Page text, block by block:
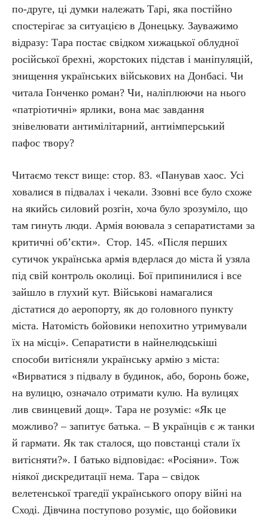
по-друге, ці думки належать Тарі, яка постійно
спостерігає за ситуацією в Донецьку. Зауважимо
відразу: Тара постає свідком хижацької облудної
російської брехні, жорстоких підстав і маніпуляцій,
знищення українських військових на Донбасі. Чи
читала Гонченко роман? Чи, наліплюючи на нього
«патріотичні» ярлики, вона має завдання
знівелювати антимілітарний, антиімперський
пафос твору?
Читаємо текст вище: стор. 83. «Панував хаос. Усі
ховалися в підвалах і чекали. Ззовні все було схоже
на якийсь силовий розгін, хоча було зрозуміло, що
там гинуть люди. Армія воювала з сепаратистами за
критичні об’єкти». Стор. 145. «Після перших
сутичок українська армія вдерлася до міста й узяла
під свій контроль околиці. Бої припинилися і все
зайшло в глухий кут. Військові намагалися
дістатися до аеропорту, як до головного пункту
міста. Натомість бойовики непохитно утримували
їх на місці». Сепаратисти в найнелюдськіші
способи витісняли українську армію з міста:
«Вирватися з підвалу в будинок, або, боронь боже,
на вулицю, означало отримати кулю. На вулицях
лив свинцевий дощ». Тара не розуміє: «Як це
можливо? – запитує батька. – В українців є ж танки
й гармати. Як так сталося, що повстанці стали їх
витісняти?». І батько відповідає: «Росіяни». Тож
ніякої дискредитації нема. Тара – свідок
велетенської трагедії українського опору війні на
Сході. Дівчина поступово розуміє, що бойовики